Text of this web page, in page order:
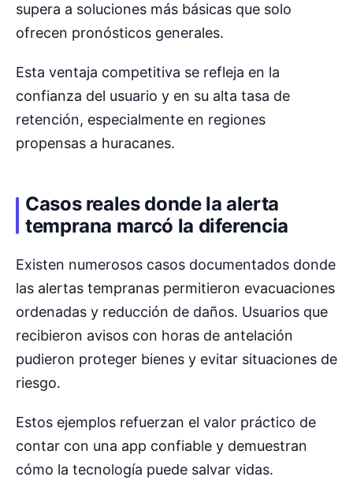
supera a soluciones más básicas que solo
ofrecen pronósticos generales.
Esta ventaja competitiva se refleja en la
confianza del usuario y en su alta tasa de
retención, especialmente en regiones
propensas a huracanes.
Casos reales donde la alerta
temprana marcó la diferencia
Existen numerosos casos documentados donde
las alertas tempranas permitieron evacuaciones
ordenadas y reducción de daños. Usuarios que
recibieron avisos con horas de antelación
pudieron proteger bienes y evitar situaciones de
riesgo.
Estos ejemplos refuerzan el valor práctico de
contar con una app confiable y demuestran
cómo la tecnología puede salvar vidas.